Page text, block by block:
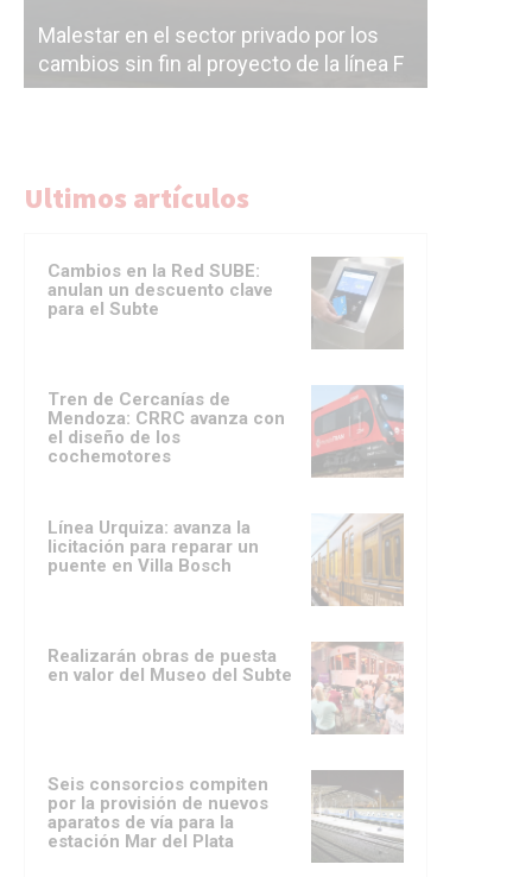
Malestar en el sector privado por los
cambios sin fin al proyecto de la línea F
Ultimos artículos
Cambios en la Red SUBE:
anulan un descuento clave
para el Subte
Tren de Cercanías de
Mendoza: CRRC avanza con
el diseño de los
cochemotores
Línea Urquiza: avanza la
licitación para reparar un
puente en Villa Bosch
Realizarán obras de puesta
en valor del Museo del Subte
Seis consorcios compiten
por la provisión de nuevos
aparatos de vía para la
estación Mar del Plata